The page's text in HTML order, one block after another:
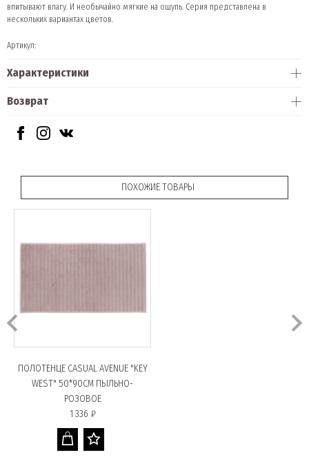
впитывают влагу. И необычайно мягкие на ощупь. Серия представлена в
нескольких вариантах цветов.
Артикул:
Характеристики
Возврат
ПОХОЖИЕ ТОВАРЫ
ПОЛОТЕНЦЕ CASUAL AVENUE "KEY
WEST" 50*90СМ ПЫЛЬНО-
РОЗОВОЕ
1 336 ₽